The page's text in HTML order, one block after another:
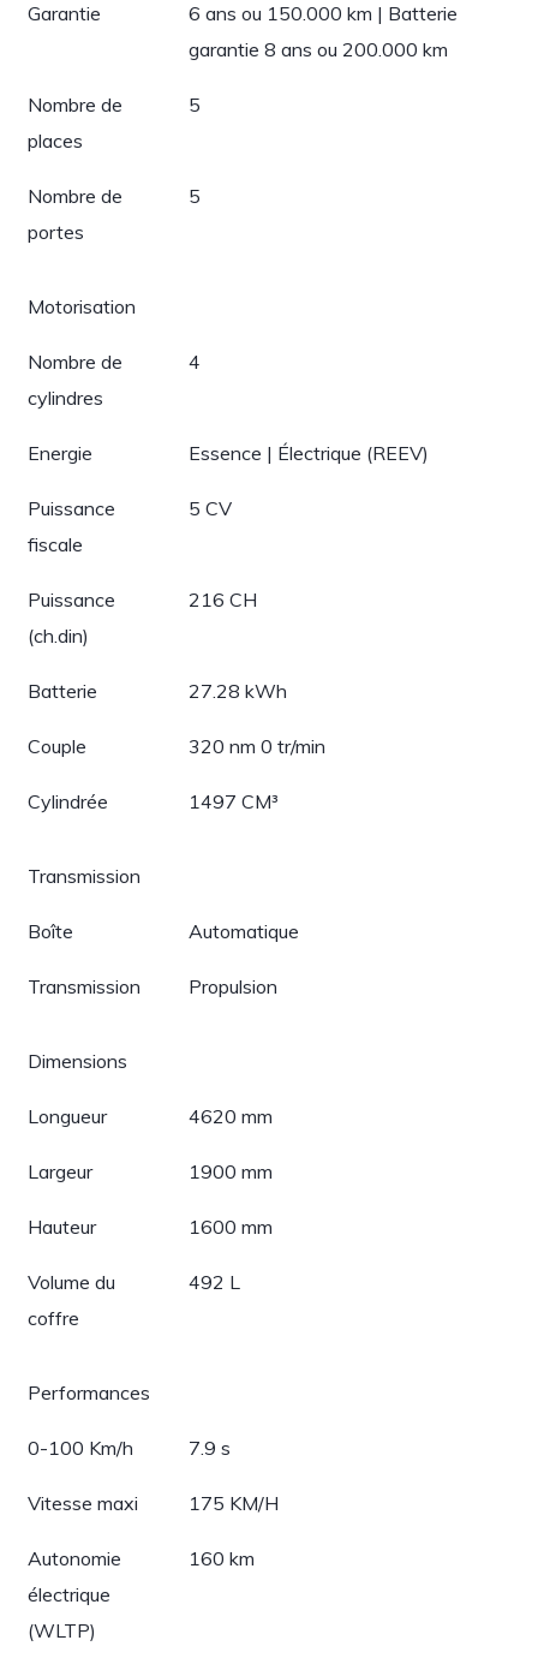
Garantie
6 ans ou 150.000 km | Batterie
garantie 8 ans ou 200.000 km
Nombre de
places
5
Nombre de
portes
5
Motorisation
Nombre de
cylindres
4
Energie Essence | Électrique (REEV)
Puissance
fiscale
5 CV
Puissance
(ch.din)
216 CH
Batterie 27.28 kWh
Couple 320 nm 0 tr/min
Cylindrée 1497 CM³
Transmission
Boîte Automatique
Transmission Propulsion
Dimensions
Longueur 4620 mm
Largeur 1900 mm
Hauteur 1600 mm
Volume du
coffre
492 L
Performances
0-100 Km/h 7.9 s
Vitesse maxi 175 KM/H
Autonomie
électrique
(WLTP)
160 km